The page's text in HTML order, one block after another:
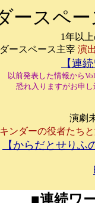
ースペ
1年以
ースペース主宰 演
【連
以前発表した情報から
恐れ入りますがお申
演劇
キンダーの役者たち
【からだとせり
■連続ワ